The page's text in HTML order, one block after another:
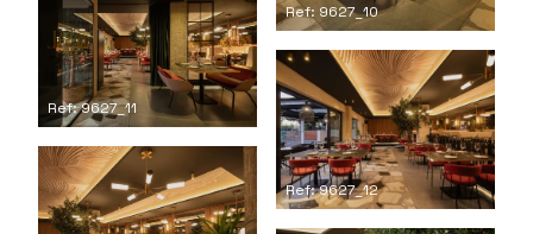
Ref: 9627_10
Ref: 9627_11
Ref: 9627_12